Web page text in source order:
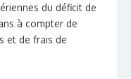
du déficit de
à compter de
et de frais de